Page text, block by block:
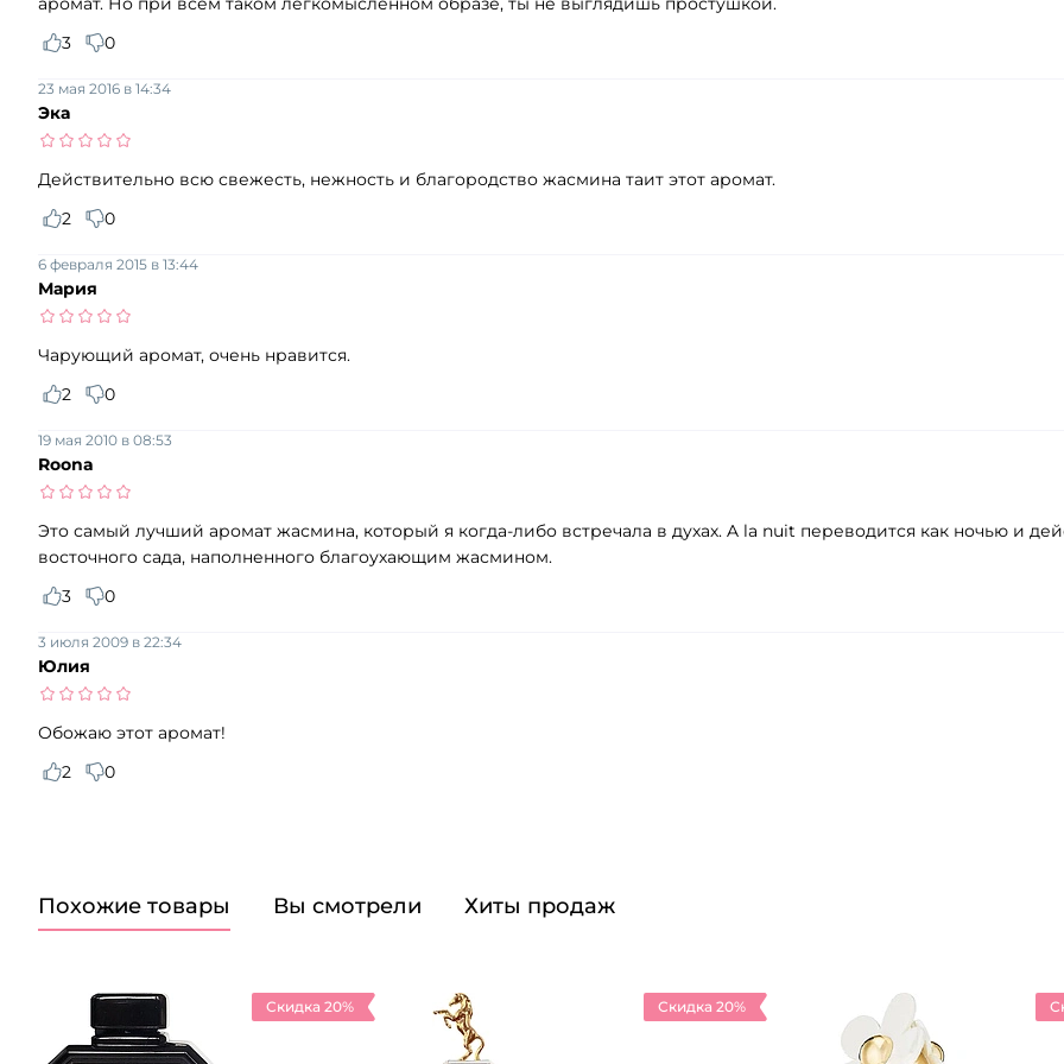
3
0
Эка
23 мая 2016 в 14:34
Действительно всю свежесть, нежность и благородство жасмина таит этот аромат.
2
0
Мария
6 февраля 2015 в 13:44
Чарующий аромат, очень нравится.
2
0
Roona
19 мая 2010 в 08:53
Это самый лучший аромат жасмина, который я когда-либо встречала в духах. A la nuit переводится как ночью и
восточного сада, наполненного благоухающим жасмином.
3
0
Юлия
3 июля 2009 в 22:34
Обожаю этот аромат!
2
0
Похожие товары Вы смотрели Хиты продаж
Скидка 20% Скидка 20%